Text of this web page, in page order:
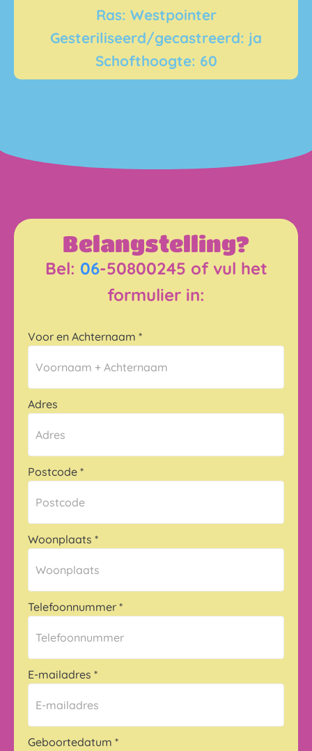
Ras: Westpointer
Gesteriliseerd/gecastreerd: ja
Schofthoogte: 60
Belangstelling?
Bel: 06-50800245 of vul het
formulier in:
Voor en Achternaam *
Adres
Postcode *
Woonplaats *
Telefoonnummer *
E-mailadres *
Geboortedatum *